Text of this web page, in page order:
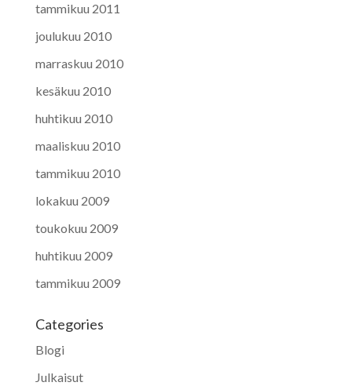
tammikuu 2011
joulukuu 2010
marraskuu 2010
kesäkuu 2010
huhtikuu 2010
maaliskuu 2010
tammikuu 2010
lokakuu 2009
toukokuu 2009
huhtikuu 2009
tammikuu 2009
Categories
Blogi
Julkaisut